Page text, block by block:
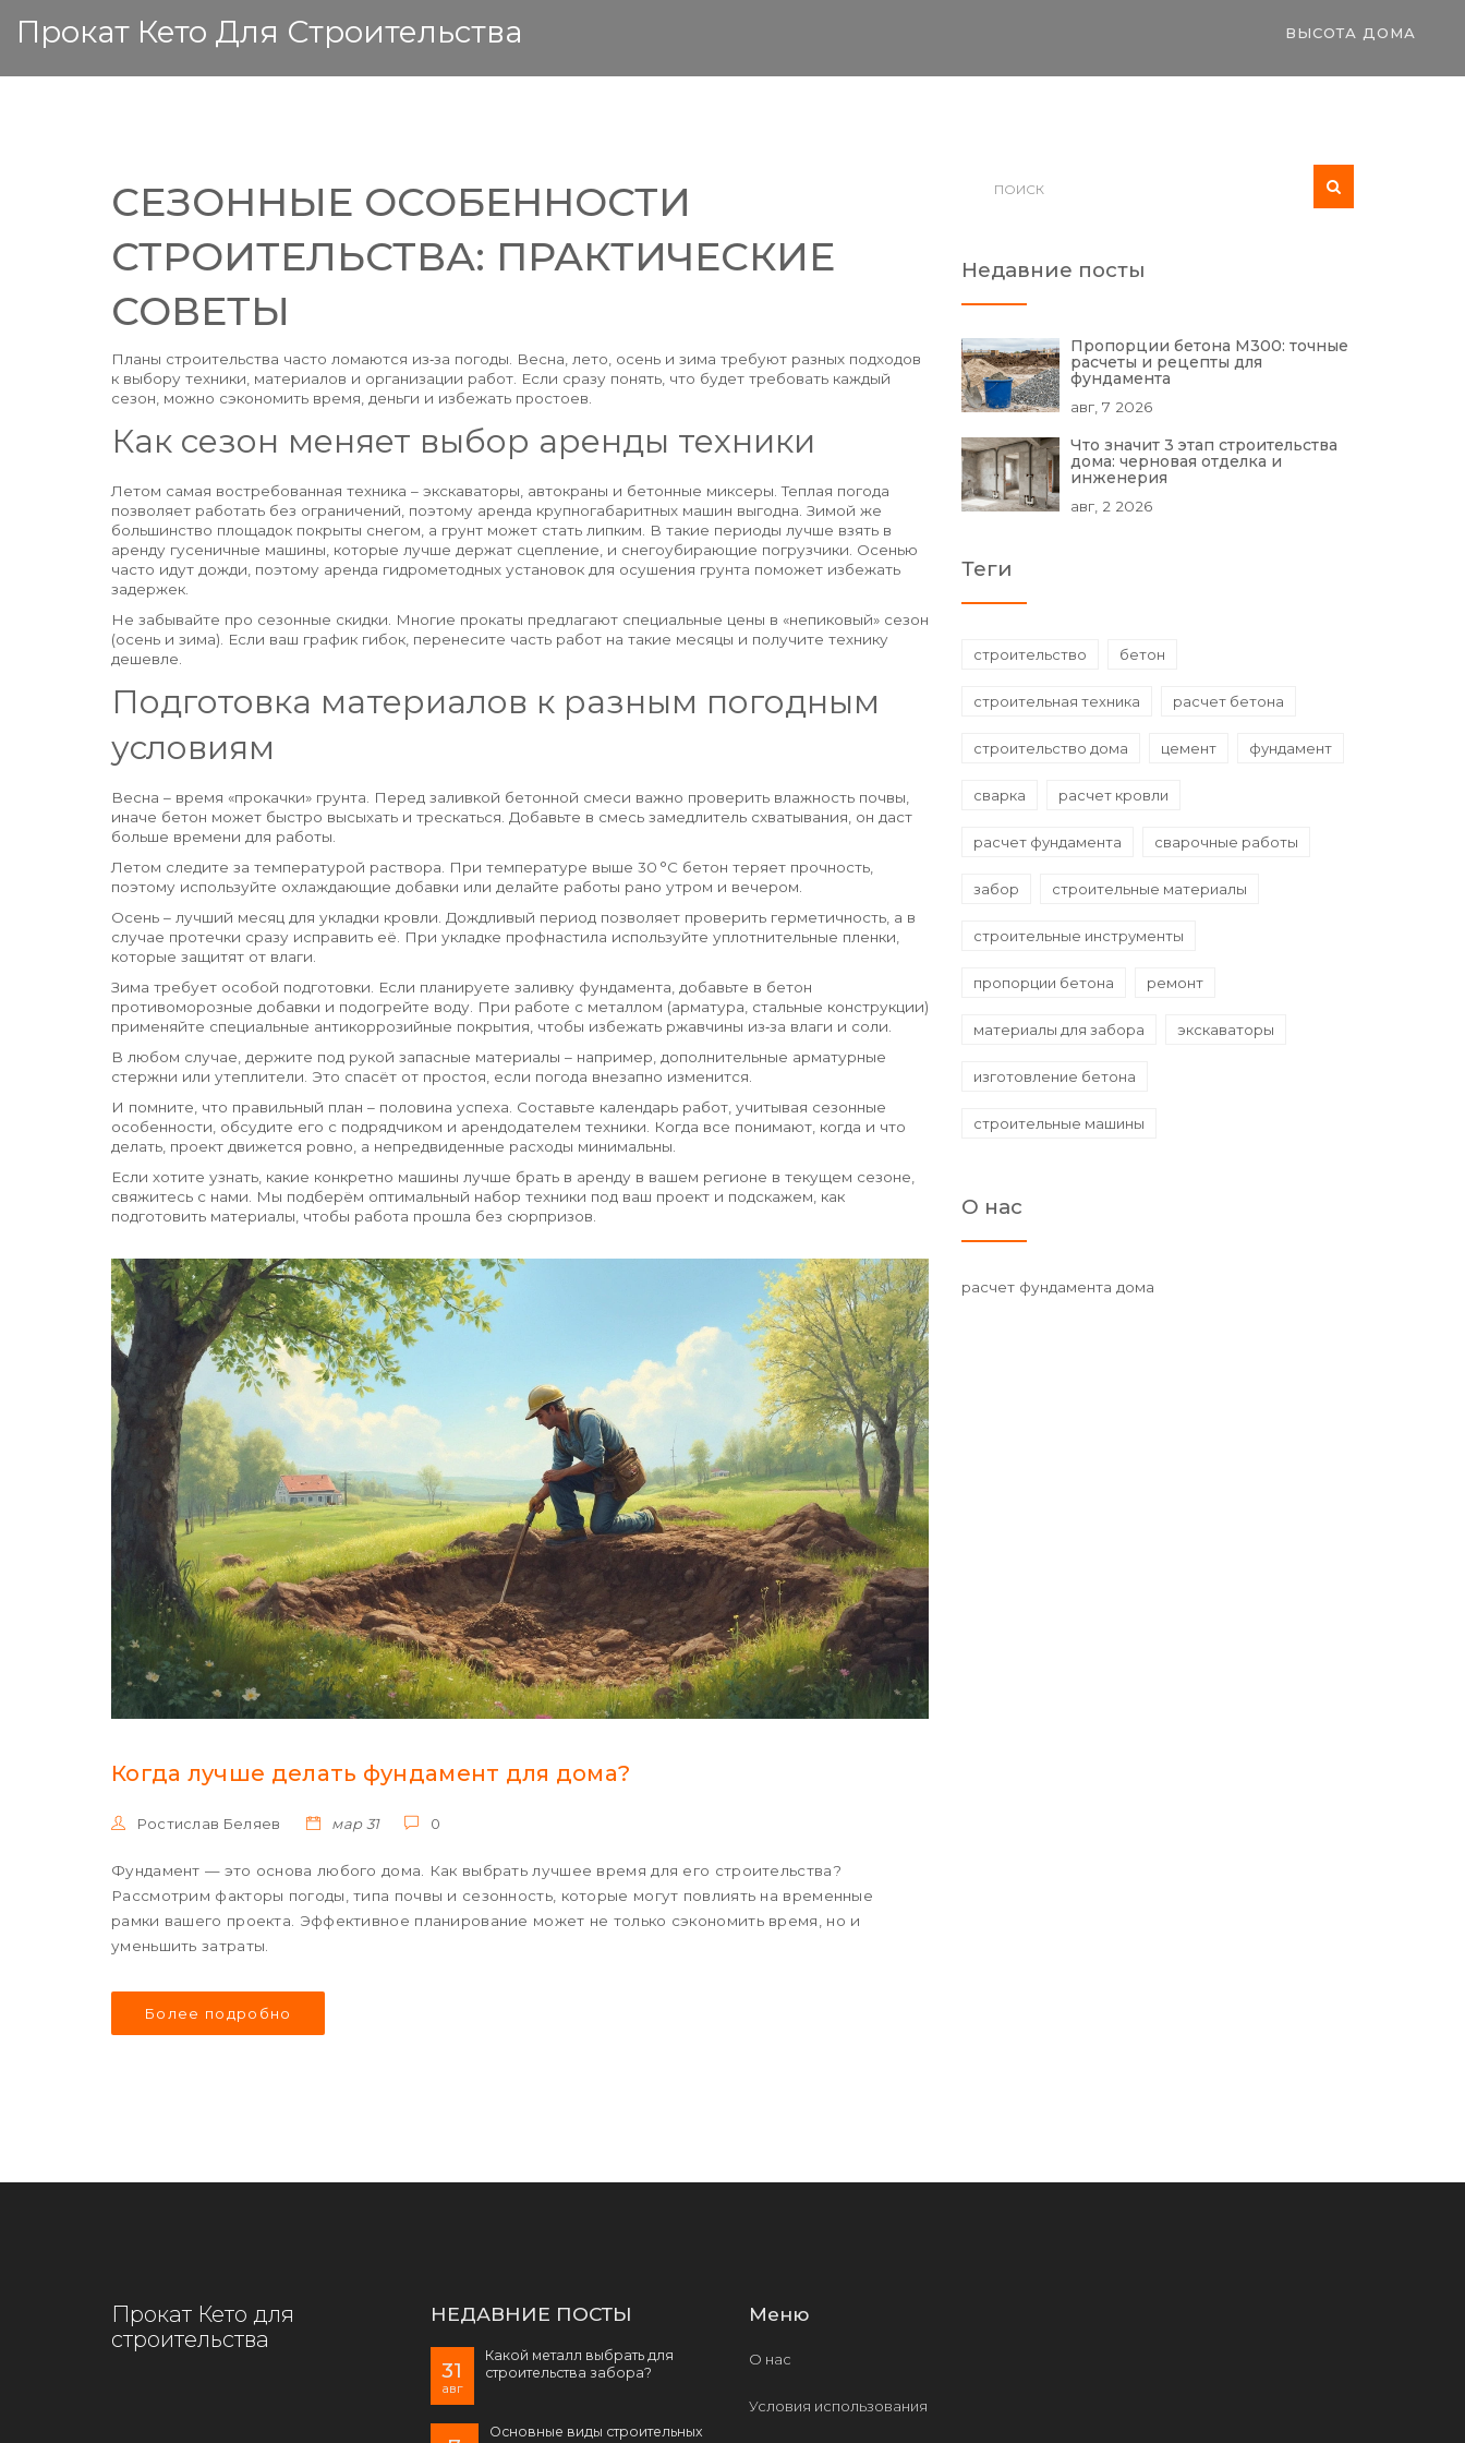
Прокат Кето Для Строительства ВЫСОТА ДОМА
СЕЗОННЫЕ ОСОБЕННОСТИ
СТРОИТЕЛЬСТВА: ПРАКТИЧЕСКИЕ
СОВЕТЫ
Планы строительства часто ломаются из‑за погоды. Весна, лето, осень и зима требуют разных подходов
к выбору техники, материалов и организации работ. Если сразу понять, что будет требовать каждый
сезон, можно сэкономить время, деньги и избежать простоев.
Как сезон меняет выбор аренды техники
Летом самая востребованная техника – экскаваторы, автокраны и бетонные миксеры. Теплая погода
позволяет работать без ограничений, поэтому аренда крупногабаритных машин выгодна. Зимой же
большинство площадок покрыты снегом, а грунт может стать липким. В такие периоды лучше взять в
аренду гусеничные машины, которые лучше держат сцепление, и снегоубирающие погрузчики. Осенью
часто идут дожди, поэтому аренда гидрометодных установок для осушения грунта поможет избежать
задержек.
Не забывайте про сезонные скидки. Многие прокаты предлагают специальные цены в «непиковый» сезон
(осень и зима). Если ваш график гибок, перенесите часть работ на такие месяцы и получите технику
дешевле.
Подготовка материалов к разным погодным
условиям
Весна – время «прокачки» грунта. Перед заливкой бетонной смеси важно проверить влажность почвы,
иначе бетон может быстро высыхать и трескаться. Добавьте в смесь замедлитель схватывания, он даст
больше времени для работы.
Летом следите за температурой раствора. При температуре выше 30 °C бетон теряет прочность,
поэтому используйте охлаждающие добавки или делайте работы рано утром и вечером.
Осень – лучший месяц для укладки кровли. Дождливый период позволяет проверить герметичность, а в
случае протечки сразу исправить её. При укладке профнастила используйте уплотнительные пленки,
которые защитят от влаги.
Зима требует особой подготовки. Если планируете заливку фундамента, добавьте в бетон
противоморозные добавки и подогрейте воду. При работе с металлом (арматура, стальные конструкции)
применяйте специальные антикоррозийные покрытия, чтобы избежать ржавчины из‑за влаги и соли.
В любом случае, держите под рукой запасные материалы – например, дополнительные арматурные
стержни или утеплители. Это спасёт от простоя, если погода внезапно изменится.
И помните, что правильный план – половина успеха. Составьте календарь работ, учитывая сезонные
особенности, обсудите его с подрядчиком и арендодателем техники. Когда все понимают, когда и что
делать, проект движется ровно, а непредвиденные расходы минимальны.
Если хотите узнать, какие конкретно машины лучше брать в аренду в вашем регионе в текущем сезоне,
свяжитесь с нами. Мы подберём оптимальный набор техники под ваш проект и подскажем, как
подготовить материалы, чтобы работа прошла без сюрпризов.
Когда лучше делать фундамент для дома?
Ростислав Беляев мар 31 0
Фундамент — это основа любого дома. Как выбрать лучшее время для его строительства?
Рассмотрим факторы погоды, типа почвы и сезонность, которые могут повлиять на временные
рамки вашего проекта. Эффективное планирование может не только сэкономить время, но и
уменьшить затраты.
Более подробно
Недавние посты
Пропорции бетона М300: точные
расчеты и рецепты для
фундамента
авг, 7 2026
Что значит 3 этап строительства
дома: черновая отделка и
инженерия
авг, 2 2026
Теги
строительство бетон
строительная техника расчет бетона
строительство дома цемент фундамент
сварка расчет кровли
расчет фундамента сварочные работы
забор строительные материалы
строительные инструменты
пропорции бетона ремонт
материалы для забора экскаваторы
изготовление бетона
строительные машины
О нас
расчет фундамента дома
Прокат Кето для
строительства
НЕДАВНИЕ ПОСТЫ
31
авг
Какой металл выбрать для
строительства забора?
Основные виды строительных
Меню
О нас
Условия использования